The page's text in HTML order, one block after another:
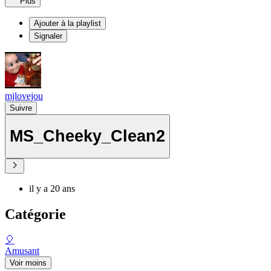
Ajouter à la playlist
Signaler
mjlovejou
Suivre
MS_Cheeky_Clean2
il y a 20 ans
Catégorie
🎈
Amusant
Voir moins